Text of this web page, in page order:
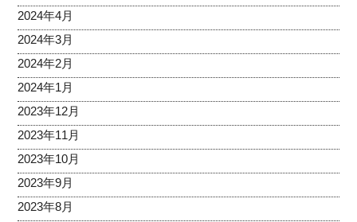
2024年4月
2024年3月
2024年2月
2024年1月
2023年12月
2023年11月
2023年10月
2023年9月
2023年8月